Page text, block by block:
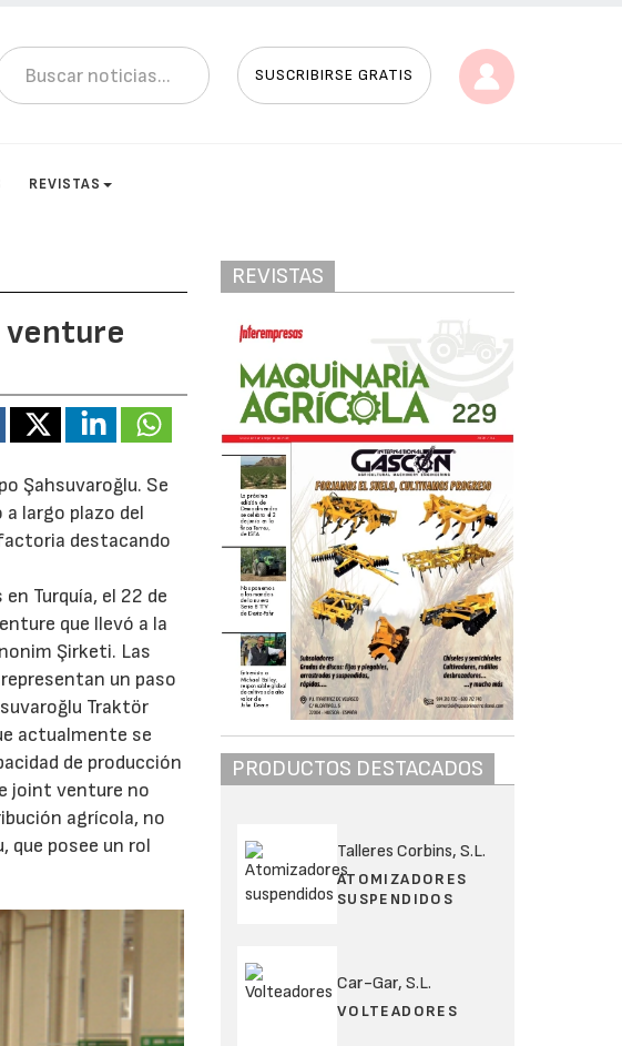
SUSCRIBIRSE GRATIS
REVISTAS
venture
Şahsuvaroğlu. Se
largo plazo del
destacando
Turquía, el 22 de
que llevó a la
Şirketi. Las
un paso
Traktör
actualmente se
de producción
joint venture no
agrícola, no
que posee un rol
REVISTAS
PRODUCTOS DESTACADOS
Talleres Corbins, S.L.
ATOMIZADORES
SUSPENDIDOS
Car-Gar, S.L.
VOLTEADORES